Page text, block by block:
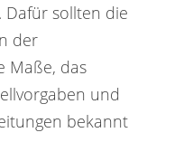
Dafür sollten die
der
Maße, das
und
bekannt